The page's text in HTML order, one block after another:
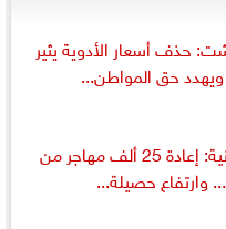
حذف أسعار الأدوية يثير
ويهدد حق المواطن...
”الداخلية” الإسبانية: إعادة 25 ألف مهاجر من
وارتفاع حصيلة...